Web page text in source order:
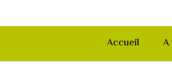
Accueil